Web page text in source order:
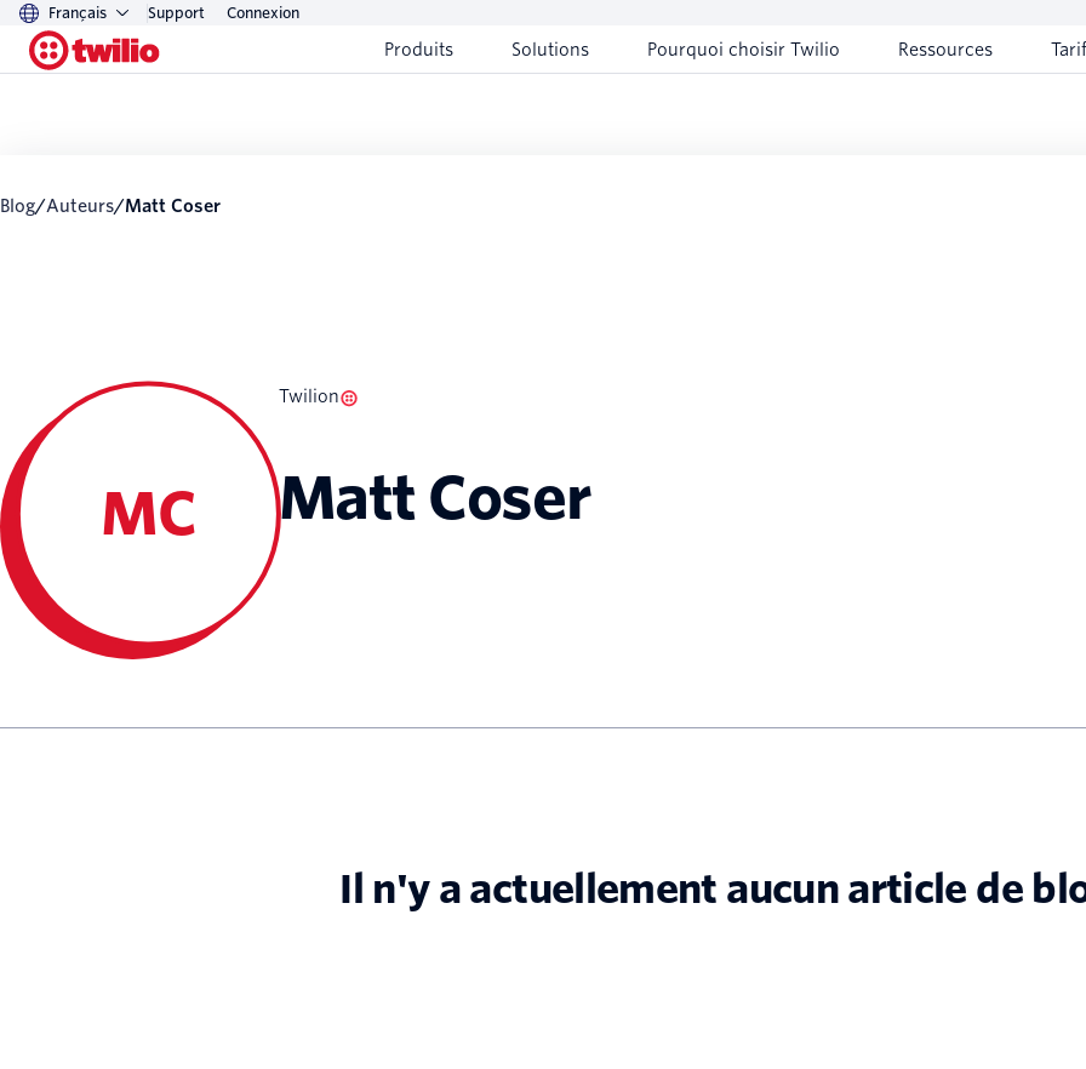
Français Support Connexion
Produits Solutions Pourquoi choisir Twilio Ressources
Blog/ Auteurs/ Matt Coser
MC
Twilion
Matt Coser
Il n'y a actuellement aucun article de